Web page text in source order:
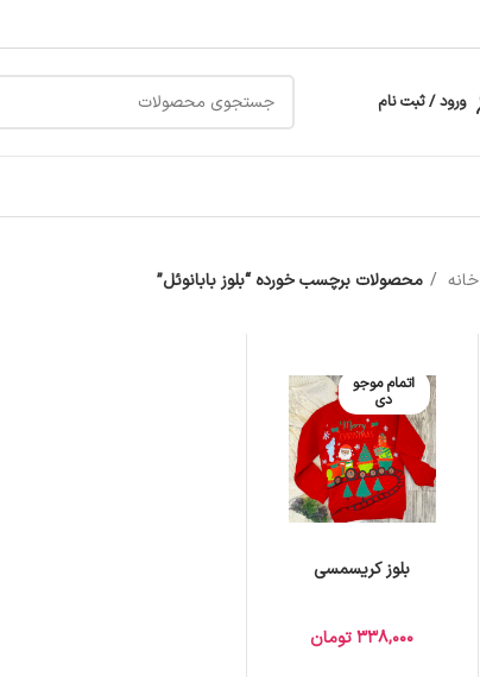
ورود / ثبت نام
خانه محصولات برچسب خورده “بلوز بابانوئل”
اتمام موجو
دی
بلوز کریسمسی
338,000 تومان